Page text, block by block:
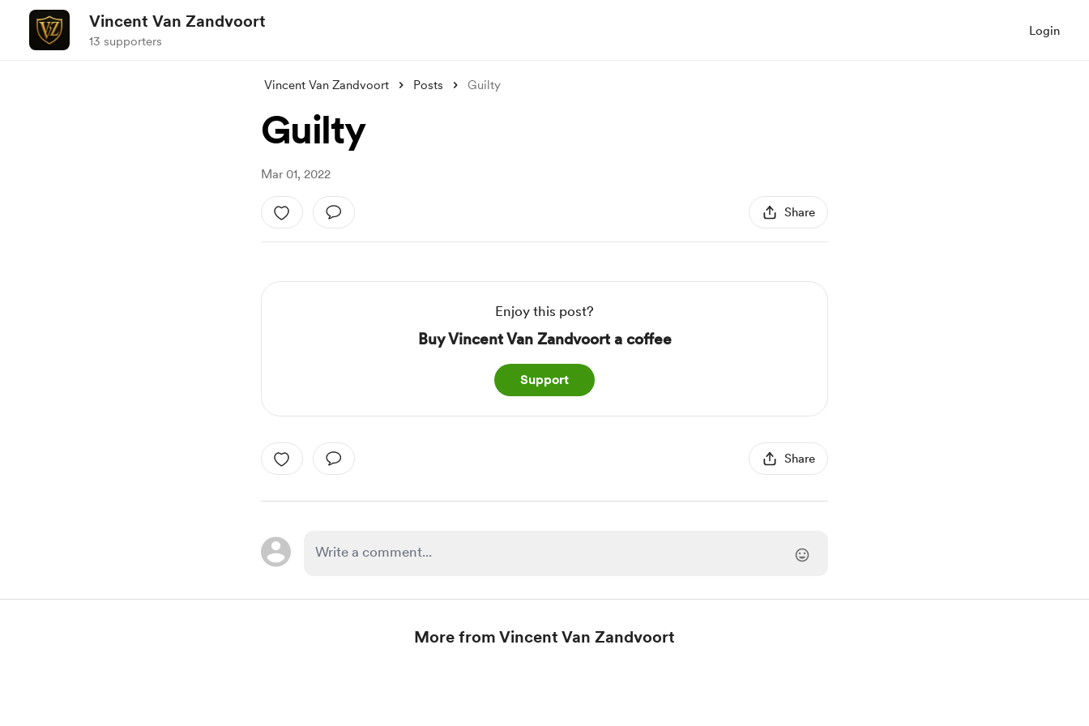
Vincent Van Zandvoort
13 supporters
Login
Vincent Van Zandvoort Posts Guilty
Guilty
Mar 01, 2022
Share
Enjoy this post?
Buy Vincent Van Zandvoort a coffee
Support
Share
More from Vincent Van Zandvoort